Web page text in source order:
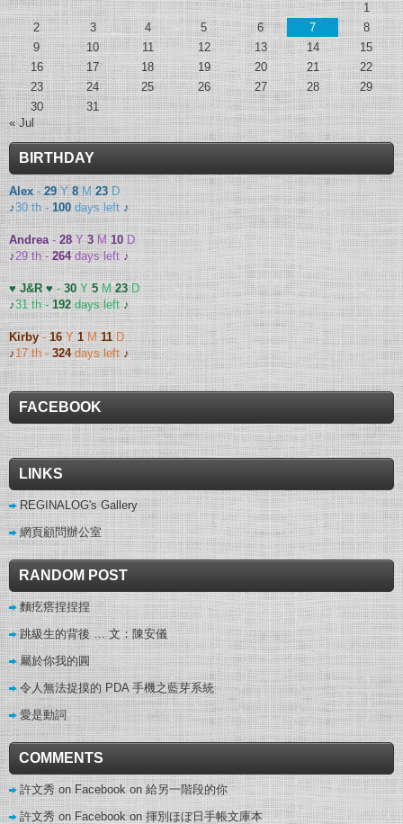
1
2
3 4 5 6 7
8
9
10 11 12 13 14
15
16
17 18 19 20 21
22
23
24 25 26 27 28
29
30
31
« Jul
BIRTHDAY
Alex-29Y8M23D
♪30 th -100days left♪
Andrea-28Y3M10D
♪29 th -264days left♪
♥ J&R ♥-30Y5M23D
♪31 th -192days left♪
Kirby-16Y1M11D
♪17 th -324days left♪
FACEBOOK
LINKS
REGINALOG's Gallery
網頁顧問辦公室
RANDOM POST
麵疙瘩捏捏捏
跳級生的背後 … 文：陳安儀
屬於你我的圓
令人無法捉摸的 PDA 手機之藍芽系統
愛是動詞
COMMENTS
許文秀 on Facebookon給另一階段的你
許文秀 on Facebookon揮別ほぼ日手帳文庫本